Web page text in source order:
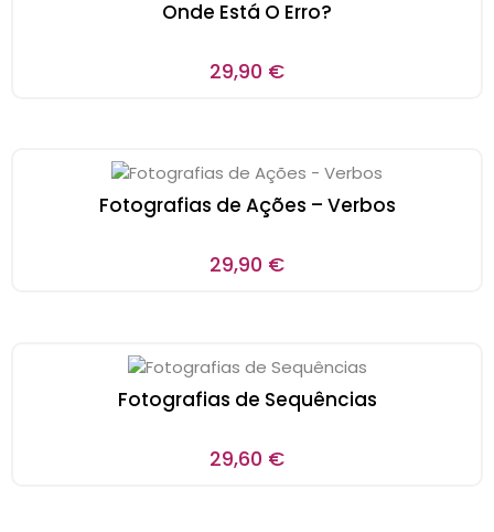
Onde Está O Erro?
29,90 €
Fotografias de Ações – Verbos
29,90 €
Fotografias de Sequências
29,60 €